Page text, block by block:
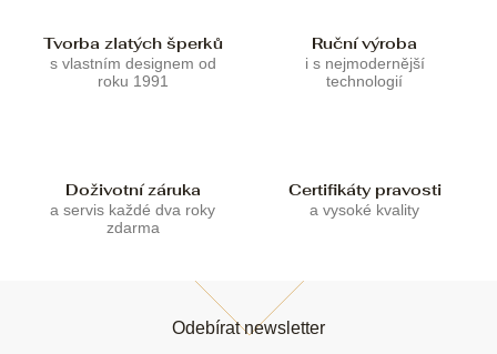
Tvorba zlatých šperků
s vlastním designem od
roku 1991
Ruční výroba
i s nejmodernější
technologií
Doživotní záruka
a servis každé dva roky
zdarma
Certifikáty pravosti
a vysoké kvality
Odebírat newsletter